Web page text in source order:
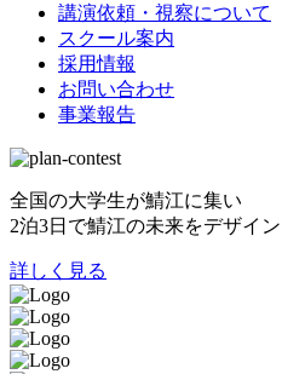
講演依頼・視察について
スクール案内
採用情報
お問い合わせ
事業報告
全国の大学生が鯖江に集い
2泊3日で鯖江の未来をデザイン
詳しく見る